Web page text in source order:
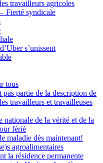
travailleurs agricoles
Fierté syndicale
s’unissent
tous
partie de la description de
travailleurs et travailleuses
nationale de la vérité et de la
férié
maladie dès maintenant!
agroalimentaires
la résidence permanente